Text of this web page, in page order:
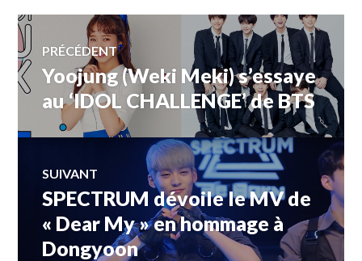
Navigation
de
l’article
PRÉCÉDENT
Article
précédent :
Yoojung (Weki Meki) s’essaye
au ‘IDOL CHALLENGE’ de BTS
SUIVANT
Article
Suivant:
SPECTRUM dévoile le MV de
« Dear My » en hommage à
Dongyoon